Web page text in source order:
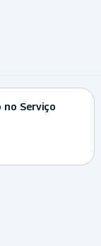
no Serviço